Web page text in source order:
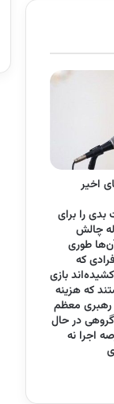
اخیر
بدی را برای
چالش
طوری
که
بازی
که هزینه
رهبری معظم
در حال
اجرا نه